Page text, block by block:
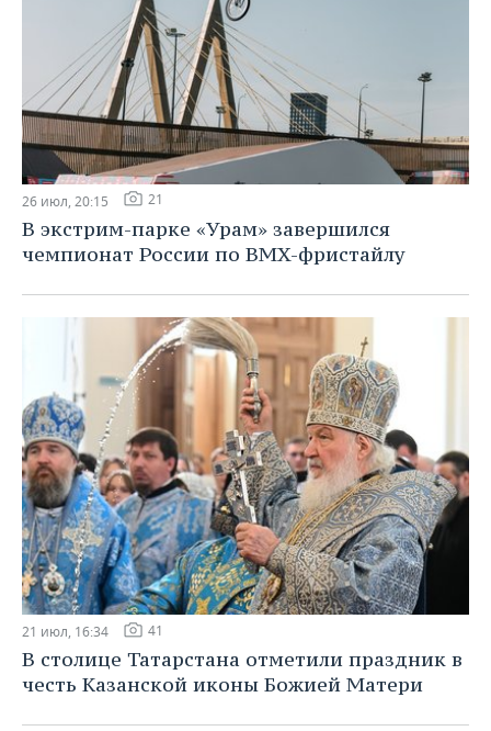
26 июл, 20:15 21
В экстрим-парке «Урам» завершился
чемпионат России по BMX-фристайлу
21 июл, 16:34 41
В столице Татарстана отметили праздник в
честь Казанской иконы Божией Матери